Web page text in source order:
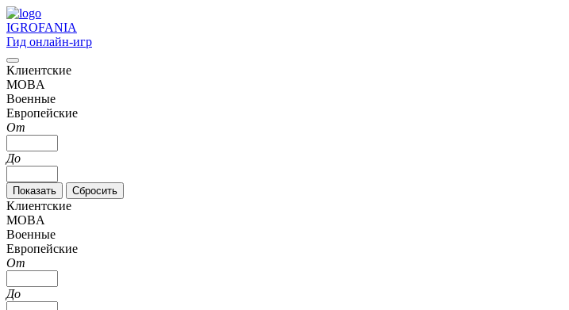
IGROFANIA
Гид онлайн-игр
Клиентские
MOBA
Военные
Европейские
От
До
Клиентские
MOBA
Военные
Европейские
От
До